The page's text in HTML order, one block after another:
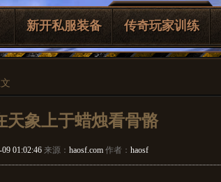
新开私服装备 传奇玩家训练
天象上于蜡烛看骨骼
01:02:46 来源： haosf.com 作者： haosf